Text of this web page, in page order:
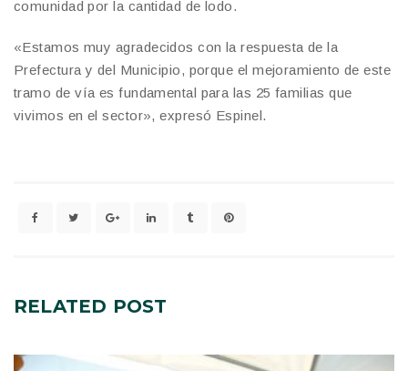
comunidad por la cantidad de lodo.
«Estamos muy agradecidos con la respuesta de la
Prefectura y del Municipio, porque el mejoramiento de este
tramo de vía es fundamental para las 25 familias que
vivimos en el sector», expresó Espinel.
RELATED POST